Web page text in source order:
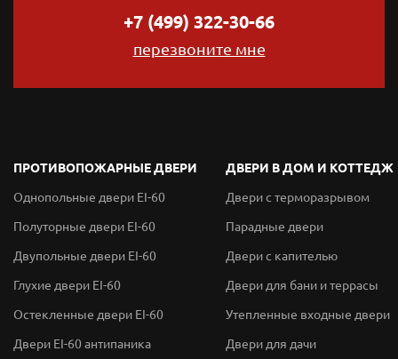
+7 (499) 322-30-66
перезвоните мне
ПРОТИВОПОЖАРНЫЕ ДВЕРИ
Однопольные двери EI-60
Полуторные двери EI-60
Двупольные двери EI-60
Глухие двери EI-60
Остекленные двери EI-60
Двери EI-60 антипаника
ДВЕРИ В ДОМ И КОТТЕДЖ
Двери с терморазрывом
Парадные двери
Двери с капителью
Двери для бани и террасы
Утепленные входные двери
Двери для дачи